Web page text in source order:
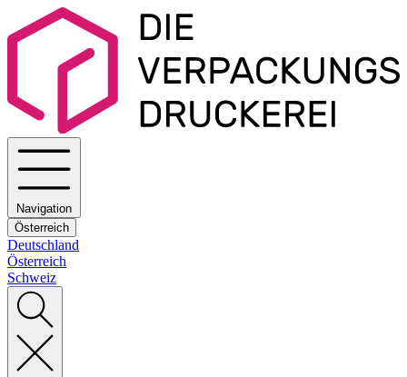
Navigation
Österreich
Deutschland
Österreich
Schweiz